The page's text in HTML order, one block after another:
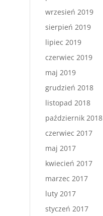
wrzesień 2019
sierpień 2019
lipiec 2019
czerwiec 2019
maj 2019
grudzień 2018
listopad 2018
październik 2018
czerwiec 2017
maj 2017
kwiecień 2017
marzec 2017
luty 2017
styczeń 2017